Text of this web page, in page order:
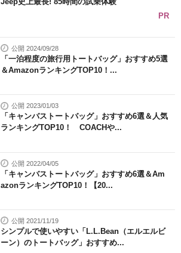
PR
公開 2024/09/28
「一泊程度の旅行用トートバッグ」おすすめ5選
＆AmazonランキングTOP10！...
公開 2023/01/03
「キャンバストートバッグ」おすすめ6選＆人気
ランキングTOP10！ COACHや...
公開 2022/04/05
「キャンバストートバッグ」おすすめ6選＆Am
azonランキングTOP10！【20...
公開 2021/11/19
シンプルで使いやすい「L.L.Bean（エルエルビ
ーン）のトートバッグ」おすすめ...